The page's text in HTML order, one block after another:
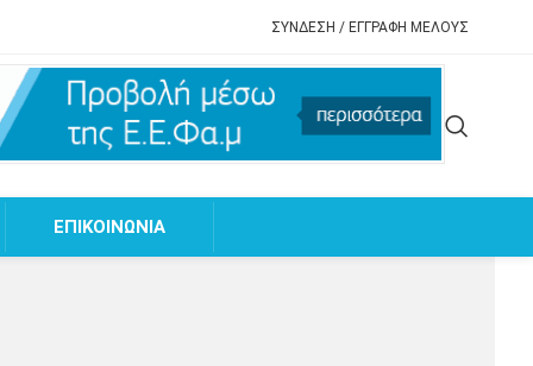
ΣΥΝΔΕΣΗ / ΕΓΓΡΑΦΗ ΜΕΛΟΥΣ
EΠΙΚΟΙΝΩΝΙΑ